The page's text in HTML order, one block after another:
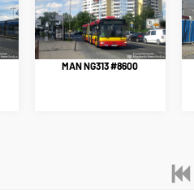
MAN NG313 #8600